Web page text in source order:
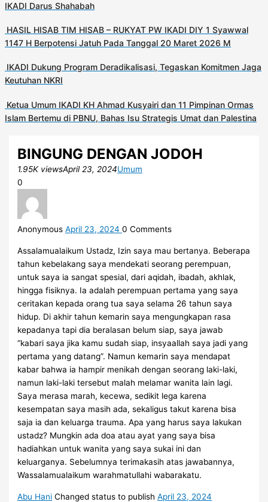
IKADI Darus Shahabah
HASIL HISAB TIM HISAB – RUKYAT PW IKADI DIY 1 Syawwal
1147 H Berpotensi Jatuh Pada Tanggal 20 Maret 2026 M
IKADI Dukung Program Deradikalisasi, Tegaskan Komitmen Jaga
Keutuhan NKRI
Ketua Umum IKADI KH Ahmad Kusyairi dan 11 Pimpinan Ormas
Islam Bertemu di PBNU, Bahas Isu Strategis Umat dan Palestina
BINGUNG DENGAN JODOH
1.95K viewsApril 23, 2024Umum
0
AnonymousApril 23, 2024 0 Comments
Assalamualaikum Ustadz, Izin saya mau bertanya. Beberapa
tahun kebelakang saya mendekati seorang perempuan,
untuk saya ia sangat spesial, dari aqidah, ibadah, akhlak,
hingga fisiknya. Ia adalah perempuan pertama yang saya
ceritakan kepada orang tua saya selama 26 tahun saya
hidup. Di akhir tahun kemarin saya mengungkapan rasa
kepadanya tapi dia beralasan belum siap, saya jawab
“kabari saya jika kamu sudah siap, insyaallah saya jadi yang
pertama yang datang”. Namun kemarin saya mendapat
kabar bahwa ia hampir menikah dengan seorang laki-laki,
namun laki-laki tersebut malah melamar wanita lain lagi.
Saya merasa marah, kecewa, sedikit lega karena
kesempatan saya masih ada, sekaligus takut karena bisa
saja ia dan keluarga trauma. Apa yang harus saya lakukan
ustadz? Mungkin ada doa atau ayat yang saya bisa
hadiahkan untuk wanita yang saya sukai ini dan
keluarganya. Sebelumnya terimakasih atas jawabannya,
Wassalamualaikum warahmatullahi wabarakatu.
Abu Hani Changed status to publishApril 23, 2024